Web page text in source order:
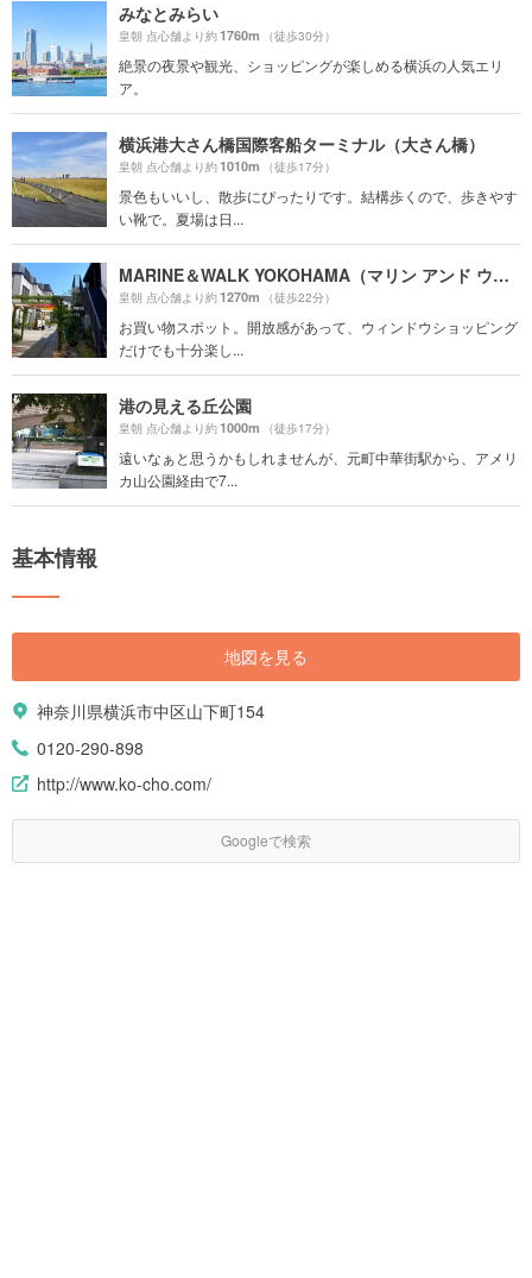
みなとみらい
皇朝 点心舗より約1760m （徒歩30分）
絶景の夜景や観光、ショッピングが楽しめる横浜の人気エリ
ア。
横浜港大さん橋国際客船ターミナル（大さん橋）
皇朝 点心舗より約1010m （徒歩17分）
景色もいいし、散歩にぴったりです。結構歩くので、歩きやす
い靴で。夏場は日...
MARINE＆WALK YOKOHAMA（マリン アンド ウォーク ヨコハマ）
皇朝 点心舗より約1270m （徒歩22分）
お買い物スポット。開放感があって、ウィンドウショッピング
だけでも十分楽し...
港の見える丘公園
皇朝 点心舗より約1000m （徒歩17分）
遠いなぁと思うかもしれませんが、元町中華街駅から、アメリ
カ山公園経由で7...
基本情報
地図を見る
神奈川県横浜市中区山下町154
0120-290-898
http://www.ko-cho.com/
Googleで検索